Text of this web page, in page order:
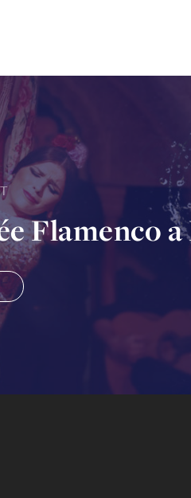
Flamenco